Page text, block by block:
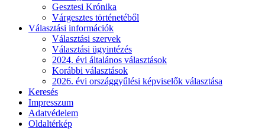
Gesztesi Krónika
Várgesztes történetéből
Választási információk
Választási szervek
Választási ügyintézés
2024. évi általános választások
Korábbi választások
2026. évi országgyűlési képviselők választása
Keresés
Impresszum
Adatvédelem
Oldaltérkép